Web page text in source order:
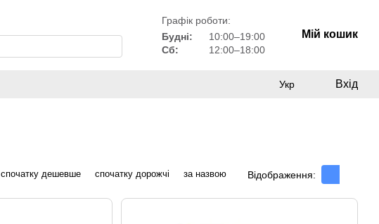
Графік роботи:
Будні:
10:00–19:00
Сб:
12:00–18:00
Мій кошик
Укр Вхід
спочатку дешевше спочатку дорожчі за назвою Відображення: